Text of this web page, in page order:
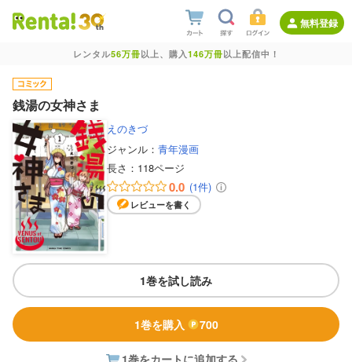
無料登録
レンタル56万冊以上、購入146万冊以上配信中！
銭湯の女神さま
えのきづ
ジャンル： 青年漫画
長さ： 118ページ
0.0 (1件)
レビューを書く
1巻を試し読み
1巻を購入 700